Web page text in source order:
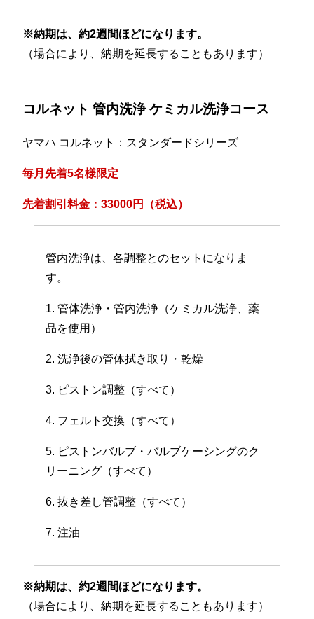
※納期は、約2週間ほどになります。
（場合により、納期を延長することもあります）
コルネット 管内洗浄 ケミカル洗浄コース
ヤマハ コルネット：スタンダードシリーズ
毎月先着5名様限定
先着割引料金：33000円（税込）
管内洗浄は、各調整とのセットになりま
す。
1. 管体洗浄・管内洗浄（ケミカル洗浄、薬
品を使用）
2. 洗浄後の管体拭き取り・乾燥
3. ピストン調整（すべて）
4. フェルト交換（すべて）
5. ピストンバルブ・バルブケーシングのク
リーニング（すべて）
6. 抜き差し管調整（すべて）
7. 注油
※納期は、約2週間ほどになります。
（場合により、納期を延長することもあります）